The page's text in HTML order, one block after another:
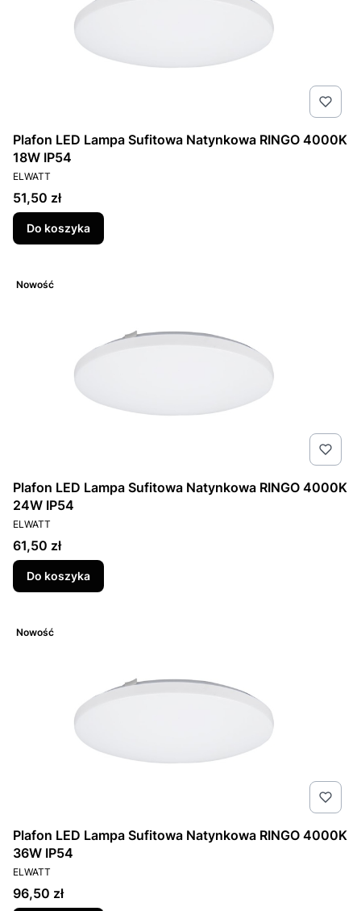
Plafon LED Lampa Sufitowa Natynkowa RINGO 4000K
18W IP54
PRODUCENT
ELWATT
Cena
51,50 zł
Do koszyka
Nowość
Plafon LED Lampa Sufitowa Natynkowa RINGO 4000K
24W IP54
PRODUCENT
ELWATT
Cena
61,50 zł
Do koszyka
Nowość
Plafon LED Lampa Sufitowa Natynkowa RINGO 4000K
36W IP54
PRODUCENT
ELWATT
Cena
96,50 zł